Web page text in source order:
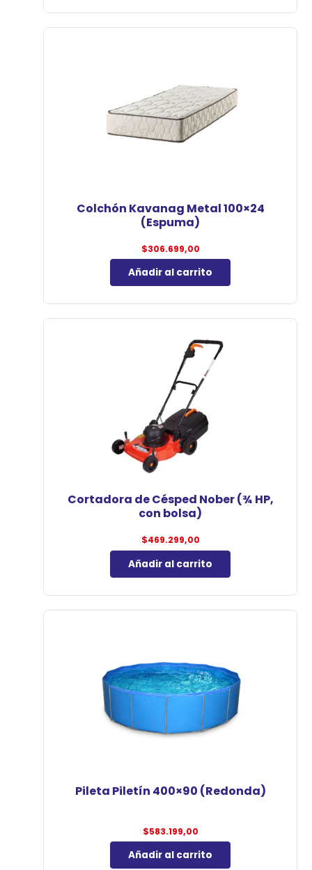
Colchón Kavanag Metal 100×24
(Espuma)
$306.699,00
Añadir al carrito
Cortadora de Césped Nober (¾ HP,
con bolsa)
$469.299,00
Añadir al carrito
Pileta Piletín 400×90 (Redonda)
$583.199,00
Añadir al carrito